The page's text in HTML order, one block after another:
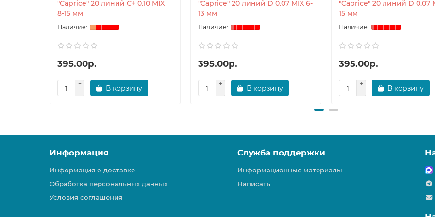
"Caprice" 20 линий C+ 0.10 MIX
8-15 мм
395.00р.
В корзину
"Caprice" 20 линий D 0.07 MIX 6-
13 мм
395.00р.
В корзину
"Caprice" 20 линий D 0.07
15 мм
395.00р.
В корзину
Информация
Информация о доставке
Обработка персональных данных
Условия соглашения
Служба поддержки
Информационные материалы
Написать